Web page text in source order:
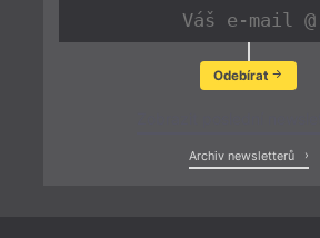
Odebírat
Archiv newsletterů